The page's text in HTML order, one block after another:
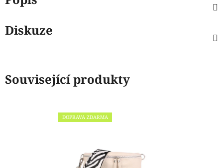
Diskuze
Související produkty
DOPRAVA ZDARMA